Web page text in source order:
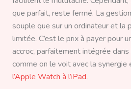
que parfait, reste fermé. La
souple que sur un ordinateur et la
limitée. C’est le prix à payer pour
accroc, parfaitement intégrée dans
comme on le voit avec la synergie
l’Apple Watch à l’iPad.